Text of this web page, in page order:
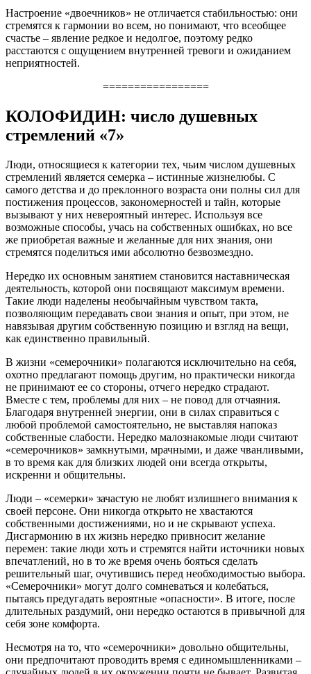
Настроение «двоечников» не отличается стабильностью: они
стремятся к гармонии во всем, но понимают, что всеобщее
счастье – явление редкое и недолгое, поэтому редко
расстаются с ощущением внутренней тревоги и ожиданием
неприятностей.
=================
КОЛОФИДИН: число душевных
стремлений «7»
Люди, относящиеся к категории тех, чьим числом душевных
стремлений является семерка – истинные жизнелюбы. С
самого детства и до преклонного возраста они полны сил для
постижения процессов, закономерностей и тайн, которые
вызывают у них невероятный интерес. Используя все
возможные способы, учась на собственных ошибках, но все
же приобретая важные и желанные для них знания, они
стремятся поделиться ими абсолютно безвозмездно.
Нередко их основным занятием становится наставническая
деятельность, которой они посвящают максимум времени.
Такие люди наделены необычайным чувством такта,
позволяющим передавать свои знания и опыт, при этом, не
навязывая другим собственную позицию и взгляд на вещи,
как единственно правильный.
В жизни «семерочники» полагаются исключительно на себя,
охотно предлагают помощь другим, но практически никогда
не принимают ее со стороны, отчего нередко страдают.
Вместе с тем, проблемы для них – не повод для отчаяния.
Благодаря внутренней энергии, они в силах справиться с
любой проблемой самостоятельно, не выставляя напоказ
собственные слабости. Нередко малознакомые люди считают
«семерочников» замкнутыми, мрачными, и даже чванливыми,
в то время как для близких людей они всегда открыты,
искренни и общительны.
Люди – «семерки» зачастую не любят излишнего внимания к
своей персоне. Они никогда открыто не хвастаются
собственными достижениями, но и не скрывают успеха.
Дисгармонию в их жизнь нередко привносит желание
перемен: такие люди хоть и стремятся найти источники новых
впечатлений, но в то же время очень бояться сделать
решительный шаг, очутившись перед необходимостью выбора.
«Семерочники» могут долго сомневаться и колебаться,
пытаясь предугадать вероятные «опасности». В итоге, после
длительных раздумий, они нередко остаются в привычной для
себя зоне комфорта.
Несмотря на то, что «семерочники» довольно общительны,
они предпочитают проводить время с единомышленниками –